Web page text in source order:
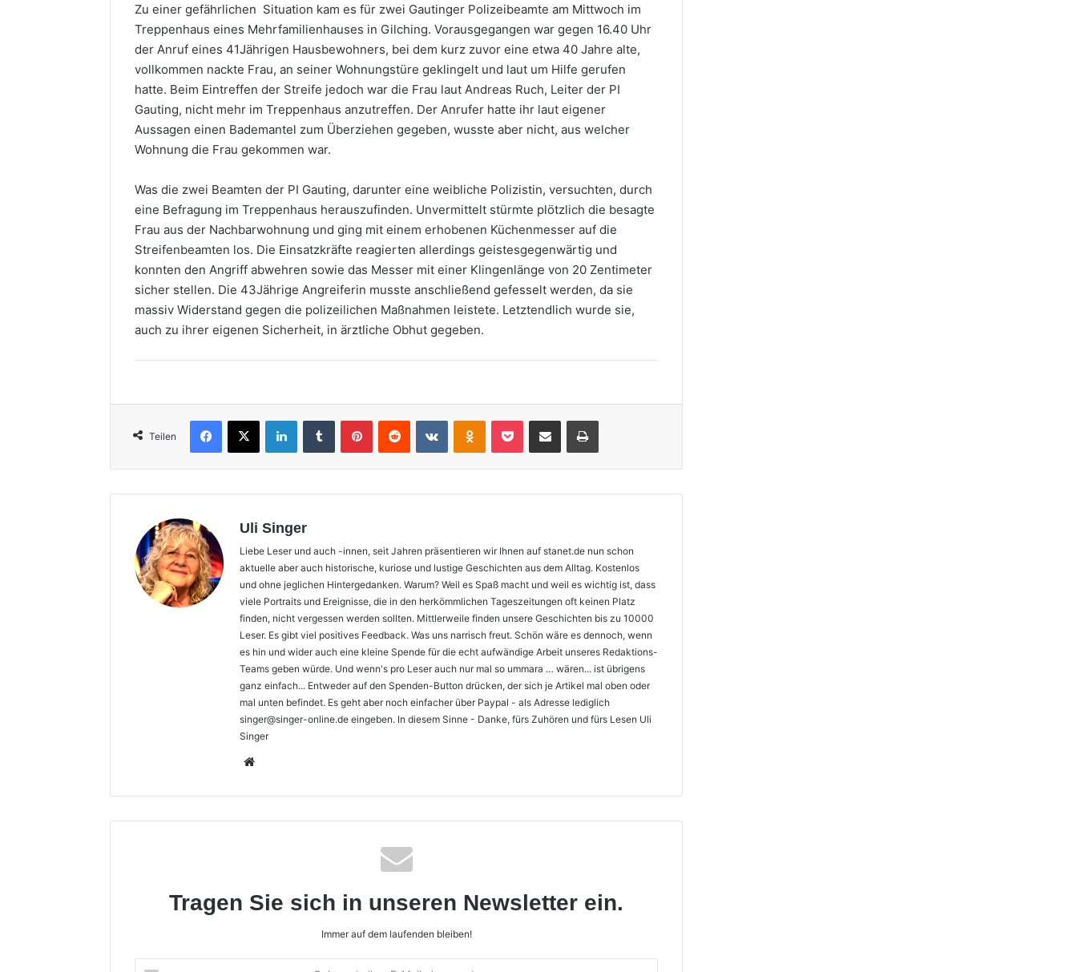
Zu einer gefährlichen Situation kam es für zwei Gautinger Polizeibeamte am Mittwoch im
Treppenhaus eines Mehrfamilienhauses in Gilching. Vorausgegangen war gegen 16.40 Uhr
der Anruf eines 41Jährigen Hausbewohners, bei dem kurz zuvor eine etwa 40 Jahre alte,
vollkommen nackte Frau, an seiner Wohnungstüre geklingelt und laut um Hilfe gerufen
hatte. Beim Eintreffen der Streife jedoch war die Frau laut Andreas Ruch, Leiter der PI
Gauting, nicht mehr im Treppenhaus anzutreffen. Der Anrufer hatte ihr laut eigener
Aussagen einen Bademantel zum Überziehen gegeben, wusste aber nicht, aus welcher
Wohnung die Frau gekommen war.
Was die zwei Beamten der PI Gauting, darunter eine weibliche Polizistin, versuchten, durch
eine Befragung im Treppenhaus herauszufinden. Unvermittelt stürmte plötzlich die besagte
Frau aus der Nachbarwohnung und ging mit einem erhobenen Küchenmesser auf die
Streifenbeamten los. Die Einsatzkräfte reagierten allerdings geistesgegenwärtig und
konnten den Angriff abwehren sowie das Messer mit einer Klingenlänge von 20 Zentimeter
sicher stellen. Die 43Jährige Angreiferin musste anschließend gefesselt werden, da sie
massiv Widerstand gegen die polizeilichen Maßnahmen leistete. Letztendlich wurde sie,
auch zu ihrer eigenen Sicherheit, in ärztliche Obhut gegeben.
Teilen
Facebook
X LinkedInTumblr PinterestReddit VKontakteOdnoklassniki
Pocket Teile per E-Mail Drucken
Uli Singer
Liebe Leser und auch -innen, seit Jahren präsentieren wir Ihnen auf stanet.de nun schon
aktuelle aber auch historische, kuriose und lustige Geschichten aus dem Alltag. Kostenlos
und ohne jeglichen Hintergedanken. Warum? Weil es Spaß macht und weil es wichtig ist, dass
viele Portraits und Ereignisse, die in den herkömmlichen Tageszeitungen oft keinen Platz
finden, nicht vergessen werden sollten. Mittlerweile finden unsere Geschichten bis zu 10000
Leser. Es gibt viel positives Feedback. Was uns narrisch freut. Schön wäre es dennoch, wenn
es hin und wider auch eine kleine Spende für die echt aufwändige Arbeit unseres Redaktions-
Teams geben würde. Und wenn's pro Leser auch nur mal so ummara … wären... ist übrigens
ganz einfach... Entweder auf den Spenden-Button drücken, der sich je Artikel mal oben oder
mal unten befindet. Es geht aber noch einfacher über Paypal - als Adresse lediglich
singer@singer-online.de eingeben. In diesem Sinne - Danke, fürs Zuhören und fürs Lesen Uli
Singer
Tragen Sie sich in unseren Newsletter ein.
Immer auf dem laufenden bleiben!